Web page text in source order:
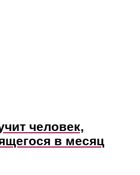
человек,
в месяц